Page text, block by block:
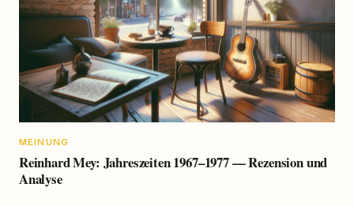
MEINUNG
Reinhard Mey: Jahreszeiten 1967–1977 — Rezension und
Analyse